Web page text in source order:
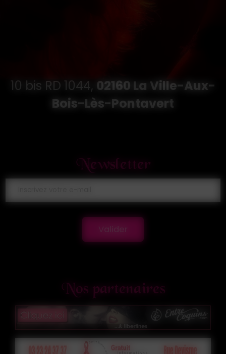
10 bis RD 1044, 02160 La Ville-Aux-
Bois-Lès-Pontavert
Newsletter
Valider
Nos partenaires